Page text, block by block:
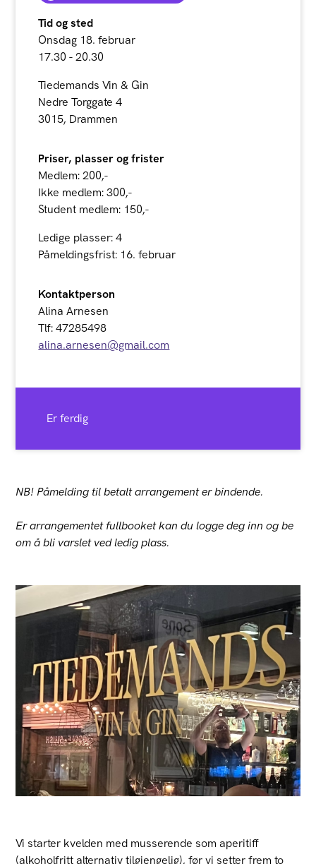
Tid og sted
Onsdag 18. februar
17.30 - 20.30
Tiedemands Vin & Gin
Nedre Torggate 4
3015, Drammen
Priser, plasser og frister
Medlem: 200,-
Ikke medlem: 300,-
Student medlem: 150,-
Ledige plasser: 4
Påmeldingsfrist: 16. februar
Kontaktperson
Alina Arnesen
Tlf: 47285498
alina.arnesen@gmail.com
Er ferdig
NB! Påmelding til betalt arrangement er bindende.
Er arrangementet fullbooket kan du logge deg inn og be
om å bli varslet ved ledig plass.
Vi starter kvelden med musserende som aperitiff
(alkoholfritt alternativ tilgjengelig), før vi setter frem to